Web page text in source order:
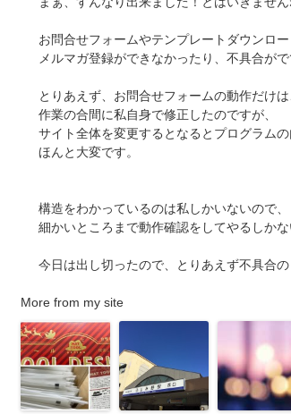
お問合せフォームやテンプレートダウンロ
メルマガ登録ができなかったり、不具合がで
とりあえず、お問合せフォームの動作だけは
作業の合間に私自身で修正したのですが、
サイト全体を変更するとなるとプログラム
ほんと大変です。
構造をわかっているのは私しかいないので、
細かいところまで動作確認をしてやるしかな
今日は出し切ったので、とりあえず不具合の
More from my site